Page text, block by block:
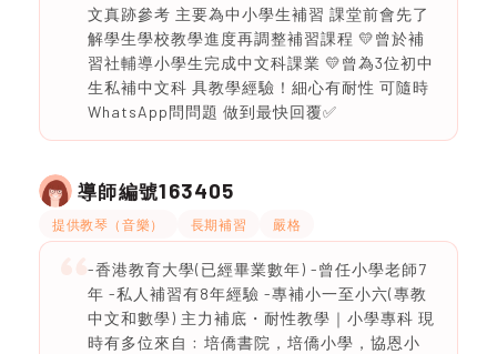
文真跡參考 主要為中小學生補習 課堂前會先了
解學生學校教學進度再調整補習課程 💛曾於補
習社輔導小學生完成中文科課業 💛曾為3位初中
生私補中文科 具教學經驗！細心有耐性 可隨時
WhatsApp問問題 做到最快回覆✅
導師編號163405
提供教琴（音樂） 長期補習 嚴格
-香港教育大學(已經畢業數年) -曾任小學老師7
年 -私人補習有8年經驗 -專補小一至小六(專教
中文和數學) 主力補底・耐性教學｜小學專科 現
時有多位來自﹕培僑書院，培僑小學，協恩小